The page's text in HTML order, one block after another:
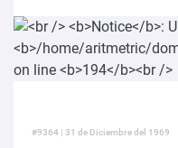
#9364 | 31 de Diciembre del 1969